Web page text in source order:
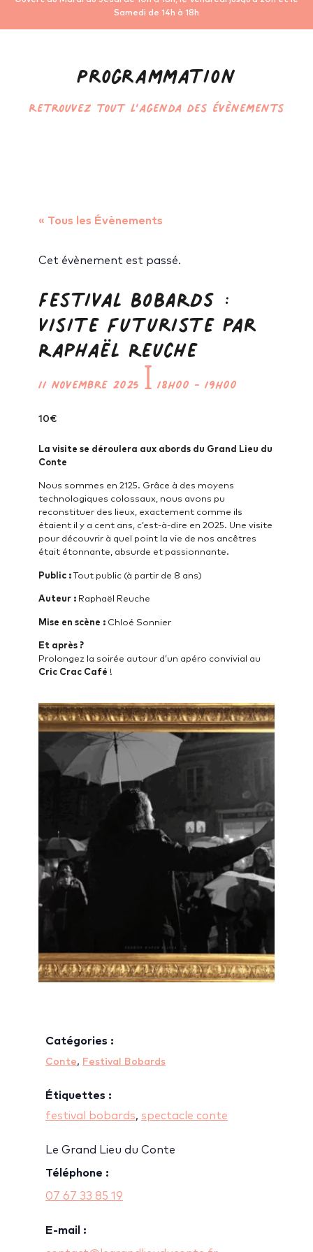
Samedi de 14h à 18h
Programmation
Retrouvez tout l’agenda des évènements
« Tous les Évènements
Cet évènement est passé.
Festival BOBARDS :
Visite futuriste par
Raphaël Reuche
11 novembre 2025 ꟾ 18h00 - 19h00
10€
La visite se déroulera aux abords du Grand Lieu du
Conte
Nous sommes en 2125. Grâce à des moyens
technologiques colossaux, nous avons pu
reconstituer des lieux, exactement comme ils
étaient il y a cent ans, c’est-à-dire en 2025. Une visite
pour découvrir à quel point la vie de nos ancêtres
était étonnante, absurde et passionnante.
Public :Tout public (à partir de 8 ans)
Auteur : Raphaël Reuche
Mise en scène : Chloé Sonnier
Et après ?
Prolongez la soirée autour d’un apéro convivial au
Cric Crac Café !
Catégories :
Conte, Festival Bobards
Étiquettes :
festival bobards, spectacle conte
Le Grand Lieu du Conte
Téléphone :
07 67 33 85 19
E-mail :